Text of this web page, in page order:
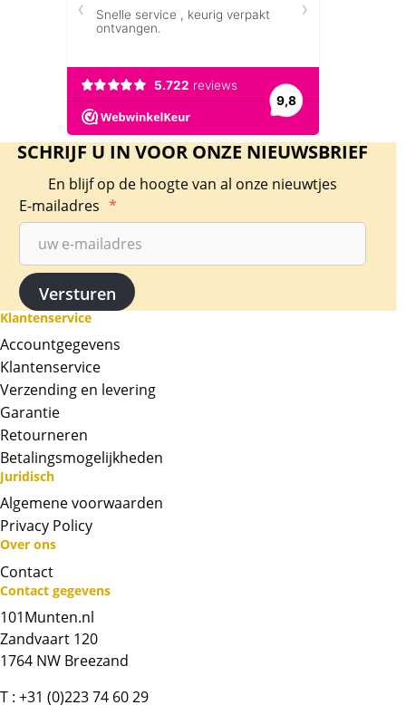
Neem contact op met op!
Whatsapp ons!
SCHRIJF U IN VOOR ONZE NIEUWSBRIEF
En blijf op de hoogte van al onze nieuwtjes
E-mailadres *
Klantenservice
Accountgegevens
Klantenservice
Verzending en levering
Garantie
Retourneren
Betalingsmogelijkheden
Juridisch
Algemene voorwaarden
Privacy Policy
Over ons
Contact
Contact gegevens
101Munten.nl
Zandvaart 120
1764 NW Breezand
T : +31 (0)223 74 60 29